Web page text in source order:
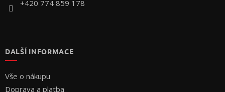
+420 774 859 178
DALŠÍ INFORMACE
Vše o nákupu
Doprava a platba